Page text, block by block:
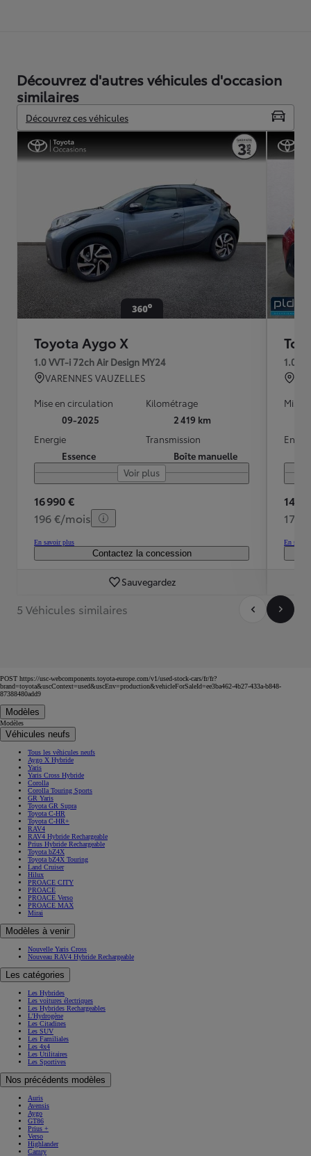
Découvrez d'autres véhicules d'occasion
similaires
Découvrez ces véhicules
Toyota Aygo X
1.0 VVT-i 72ch Air Design MY24
VARENNES VAUZELLES
Mise en circulation
09-2025
Kilométrage
2 419 km
Energie
Essence
Transmission
Boîte manuelle
Voir plus
16 990 €
196 €/mois
En savoir plus
Contactez la concession
Sauvegardez
1.0
Mise
14
173
En
5 Véhicules similaires
POST https://usc-webcomponents.toyota-europe.com/v1/used-stock-cars/fr/fr?
brand=toyota&uscContext=used&uscEnv=production&vehicleForSaleId=ee3ba462-4b27-433a-b848-
87388480add9
Modèles
Modèles
Véhicules neufs
Tous les véhicules neufs
Aygo X Hybride
Yaris
Yaris Cross Hybride
Corolla
Corolla Touring Sports
GR Yaris
Toyota GR Supra
Toyota C-HR
Toyota C-HR+
RAV4
RAV4 Hybride Rechargeable
Prius Hybride Rechargeable
Toyota bZ4X
Toyota bZ4X Touring
Land Cruiser
Hilux
PROACE CITY
PROACE
PROACE Verso
PROACE MAX
Mirai
Modèles à venir
Nouvelle Yaris Cross
Nouveau RAV4 Hybride Rechargeable
Les catégories
Les Hybrides
Les voitures électriques
Les Hybrides Rechargeables
L'Hydrogène
Les Citadines
Les SUV
Les Familiales
Les 4x4
Les Utilitaires
Les Sportives
Nos précédents modèles
Auris
Avensis
Aygo
GT86
Prius +
Verso
Highlander
Camry